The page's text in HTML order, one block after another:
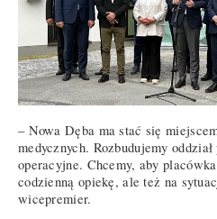
– Nowa Dęba ma stać się
medycznych. Rozbudujemy
operacyjne. Chcemy, aby
codzienną opiekę, ale też na
wicepremier.